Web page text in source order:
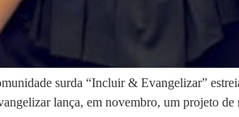
surda “Incluir & Evangelizar”
lança, em novembro, um projeto